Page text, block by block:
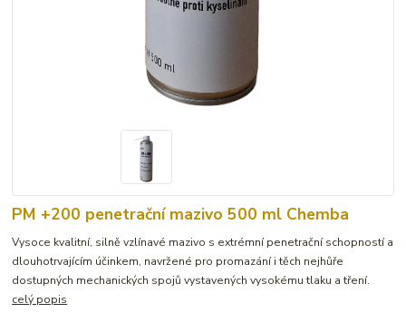
PM +200 penetrační mazivo 500 ml Chemba
Vysoce kvalitní, silně vzlínavé mazivo s extrémní penetrační schopností a
dlouhotrvajícím účinkem, navržené pro promazání i těch nejhůře
dostupných mechanických spojů vystavených vysokému tlaku a tření.
celý popis